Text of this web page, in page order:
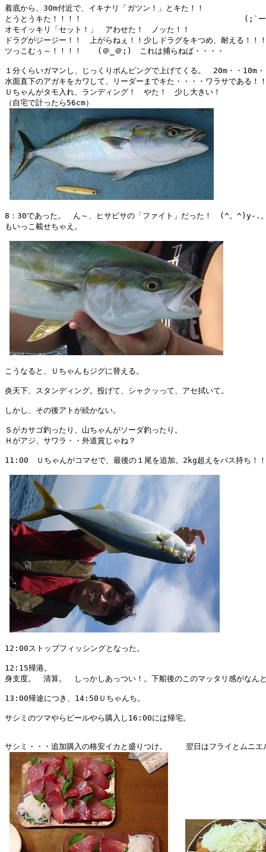
着底から、30m付近で、イキナリ「ガツン！」とキた！！
とうとうキた！！！！　　　　　　　　　　　　　　　　　　　　
オモイッキリ「セット！」　アわせた！　ノッた！！
ドラグがジージー！！　上がらねぇ！！少しドラグをキつめ、耐える！！
ツっこむぅ～！！！！　　(＠_＠;)　これは捕らねば・・・・
１分くらいガマンし、じっくりポんピングで上げてくる。　20m・・10m
水面直下のアガキをカワして、リーダーまでキた・・・・ワラサである
Ｕちゃんがタモ入れ、ランディング！　やた！　少し大きい！
（自宅で計ったら56cm）
8：30であった。　ん～、ヒサビサの「ファイト」だった！　(^。^)y-.
もいっこ載せちゃえ。
こうなると、Ｕちゃんもジグに替える。
炎天下、スタンディング。投げて、シャクッって、アセ拭いて。
しかし、その後アトが続かない。
Ｓがカサゴ釣ったり、山ちゃんがソーダ釣ったり。
Ｈがアジ、サワラ・・外道賞じゃね？
11:00　Ｕちゃんがコマセで、最後の１尾を追加。2kg超えをバス持ち！
12:00ストップフィッシングとなった。
12:15帰港。
身支度。　清算。　しっかしあっつい！。下船後のこのマッタリ感がなん
13:00帰途につき、14:50Ｕちゃんち。
サシミのツマやらビールやら購入し16:00には帰宅。
サシミ・・・追加購入の格安イカと盛りつけ。    翌日はフライとムニエ